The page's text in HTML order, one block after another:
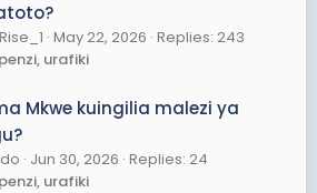
May 22, 2026 Replies: 243
urafiki
Mkwe kuingilia malezi ya
Jun 30, 2026 Replies: 24
urafiki